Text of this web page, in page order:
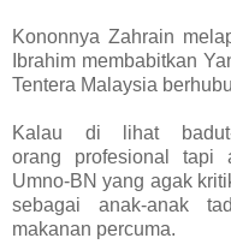
Kononnya Zahrain
Ibrahim membabitkan
Tentera Malaysia
Kalau di lihat
orang profesional tapi
Umno-BN yang agak
sebagai anak-anak
makanan percuma.